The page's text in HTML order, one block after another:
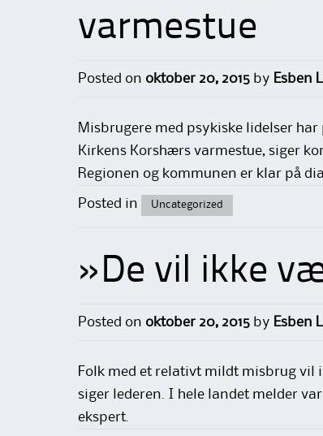
varmestue
Posted on oktober 20, 2015 by Esben
Misbrugere med psykiske lidelser
Kirkens Korshærs varmestue, siger
Regionen og kommunen er klar på
Posted in Uncategorized
»De vil ikke
Posted on oktober 20, 2015 by Esben
Folk med et relativt mildt misbrug vil
siger lederen. I hele landet melder
ekspert.